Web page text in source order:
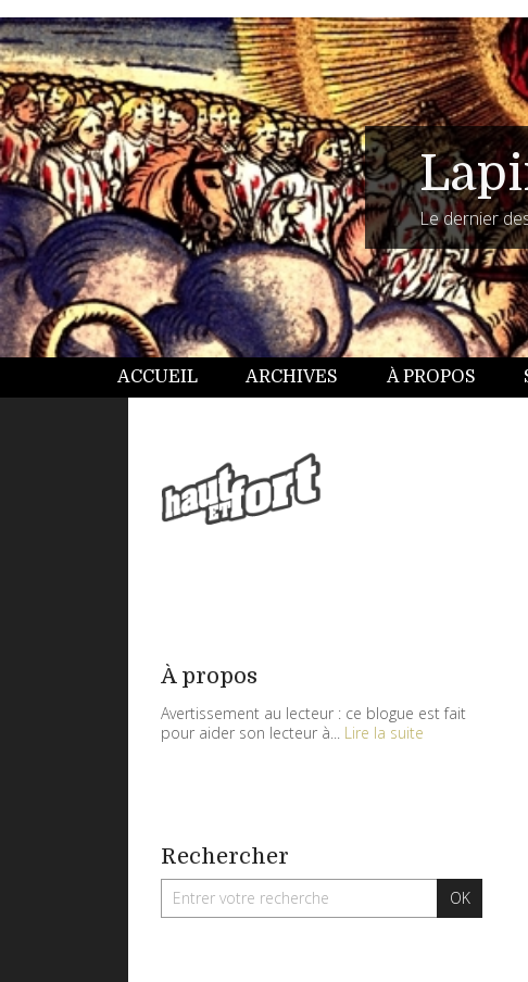
Le dernier
ACCUEIL ARCHIVES À PROPOS
À propos
Avertissement au lecteur : ce blogue est fait
pour aider son lecteur à... Lire la suite
Rechercher